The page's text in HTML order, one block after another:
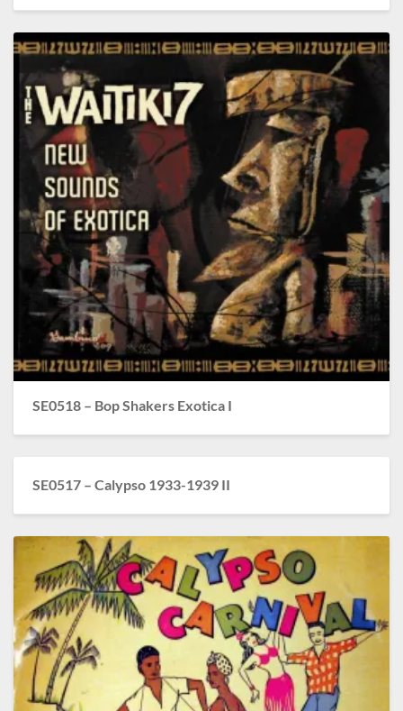
SE0518 – Bop Shakers Exotica I
SE0517 – Calypso 1933-1939 II